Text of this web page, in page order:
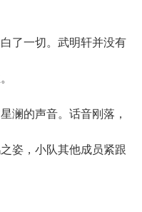
了一切。武明轩并没有
的声音。话音刚落，
姿，小队其他成员紧跟